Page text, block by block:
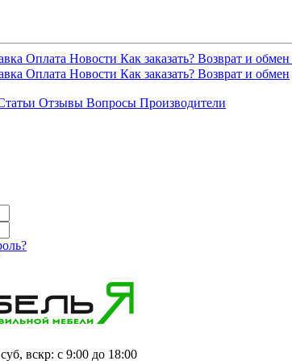
Оплата Новости Как заказать? Возврат и обмен
Оплата Новости Как заказать? Возврат и обмен
Отзывы Вопросы Производители
вскр: с 9:00 до 18:00